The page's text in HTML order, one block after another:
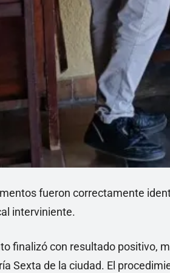
fueron correctamente
interviniente.
finalizó con resultado positivo,
Sexta de la ciudad. El